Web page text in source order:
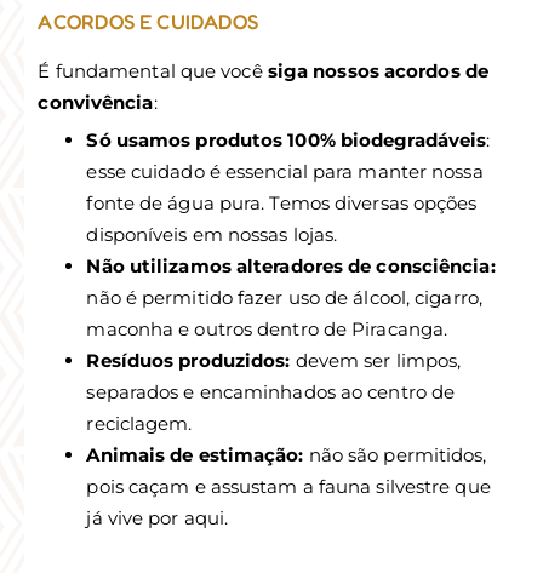
ACORDOS E CUIDADOS
É fundamental que você siga nossos acordos de
convivência:
Só usamos produtos 100% biodegradáveis:
esse cuidado é essencial para manter nossa
fonte de água pura. Temos diversas opções
disponíveis em nossas lojas.
Não utilizamos alteradores de consciência:
não é permitido fazer uso de álcool, cigarro,
maconha e outros dentro de Piracanga.
Resíduos produzidos: devem ser limpos,
separados e encaminhados ao centro de
reciclagem.
Animais de estimação: não são permitidos,
pois caçam e assustam a fauna silvestre que
já vive por aqui.